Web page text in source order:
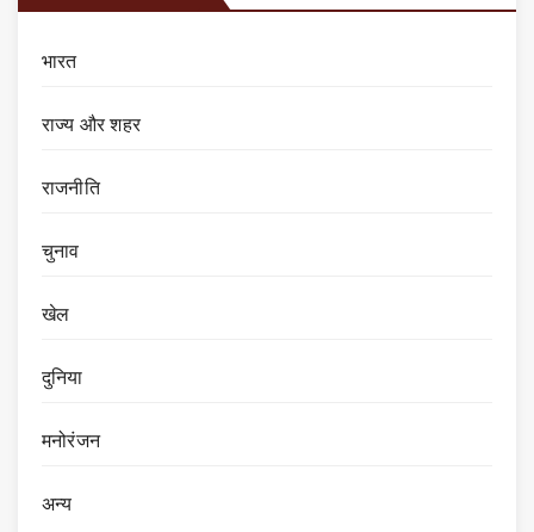
भारत
राज्य और शहर
राजनीति
चुनाव
खेल
दुनिया
मनोरंजन
अन्य